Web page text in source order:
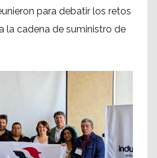
para debatir los retos
la cadena de suministro de